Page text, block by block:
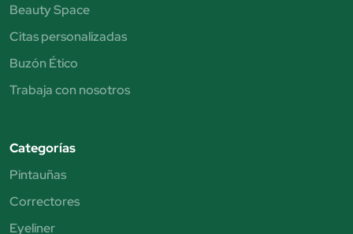
Beauty Space
Citas personalizadas
Buzón Ético
Trabaja con nosotros
Categorías
Pintauñas
Correctores
Eyeliner